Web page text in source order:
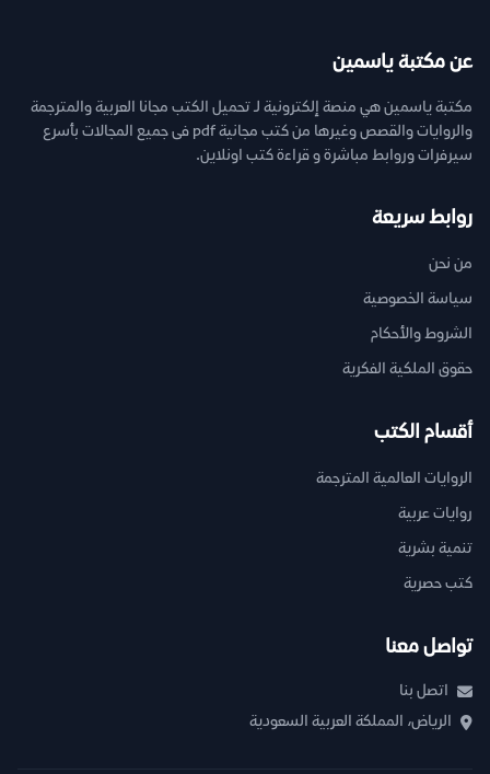
عن مكتبة ياسمين
مكتبة ياسمين هي منصة إلكترونية لـ تحميل الكتب مجانا العربية والمترجمة
والروايات والقصص وغيرها من كتب مجانية pdf فى جميع المجالات بأسرع
سيرفرات وروابط مباشرة و قراءة كتب اونلاين.
روابط سريعة
من نحن
سياسة الخصوصية
الشروط والأحكام
حقوق الملكية الفكرية
أقسام الكتب
الروايات العالمية المترجمة
روايات عربية
تنمية بشرية
كتب حصرية
تواصل معنا
اتصل بنا
الرياض، المملكة العربية السعودية